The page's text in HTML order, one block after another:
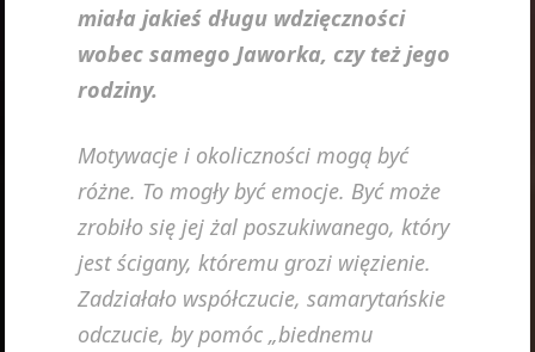
miała jakieś długu wdzięczności
wobec samego Jaworka, czy też jego
rodziny.
Motywacje i okoliczności mogą być
różne. To mogły być emocje. Być może
zrobiło się jej żal poszukiwanego, który
jest ścigany, któremu grozi więzienie.
Zadziałało współczucie, samarytańskie
odczucie, by pomóc „biednemu